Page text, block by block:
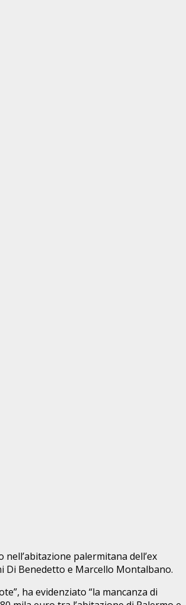
palermitana dell’ex
Di Benedetto e Marcello Montalbano.
ha evidenziato “la mancanza di